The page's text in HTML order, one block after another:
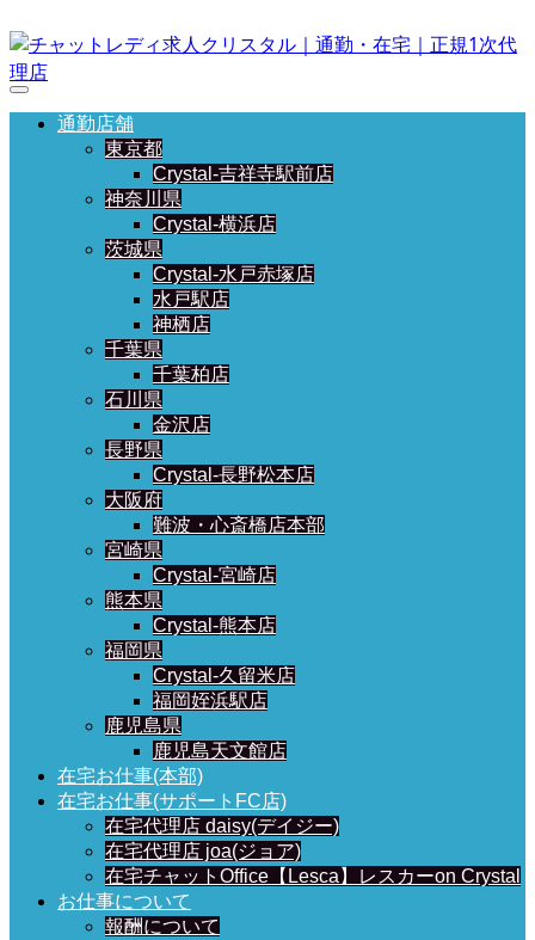
通勤店舗
東京都
Crystal-吉祥寺駅前店
神奈川県
Crystal-横浜店
茨城県
Crystal-水戸赤塚店
水戸駅店
神栖店
千葉県
千葉柏店
石川県
金沢店
長野県
Crystal-長野松本店
大阪府
難波・心斎橋店本部
宮崎県
Crystal-宮崎店
熊本県
Crystal-熊本店
福岡県
Crystal-久留米店
福岡姪浜駅店
鹿児島県
鹿児島天文館店
在宅お仕事(本部)
在宅お仕事(サポートFC店)
在宅代理店 daisy(デイジー)
在宅代理店 joa(ジョア)
在宅チャットOffice【Lesca】レスカーon Crystal
お仕事について
報酬について